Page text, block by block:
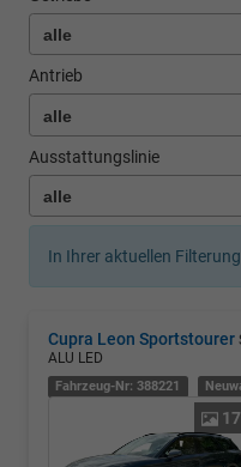
Antrieb
Ausstattungslinie
In Ihrer aktuellen
Cupra Leon Sportstourer
ALU LED
Fahrzeug-Nr: 388221
17